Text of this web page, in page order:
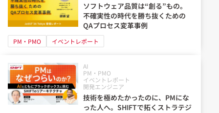
ソフトウェア品質は“創る”もの。
不確実性の時代を勝ち抜くための
QAプロセス変革事例
PM・PMO イベントレポート
AI
PM・PMO
イベントレポート
開発エンジニア
技術を極めたかったのに、PMにな
った人へ。SHIFTで拓くストラテジ